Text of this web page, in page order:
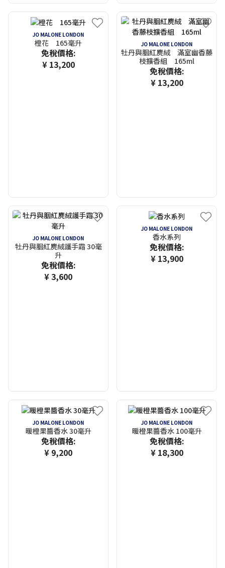
JO MALONE LONDON
橙花 165毫升
免稅價格:
¥ 13,200
JO MALONE LONDON
牡丹與胭紅麂絨 滿室幽香藤
枝擴香組 165ml
免稅價格:
¥ 13,200
JO MALONE LONDON
牡丹與胭紅麂絨護手霜 30毫
升
免稅價格:
¥ 3,600
JO MALONE LONDON
香水系列
免稅價格:
¥ 13,900
JO MALONE LONDON
暖橙果醬香水 30毫升
免稅價格:
¥ 9,200
JO MALONE LONDON
暖橙果醬香水 100毫升
免稅價格:
¥ 18,300